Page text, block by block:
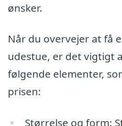
ønsker.
Når du overvejer at få
udestue, er det vigtigt
følgende elementer,
prisen:
Størrelse og form: